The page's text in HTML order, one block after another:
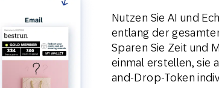
Nutzen Sie AI und
entlang der
Sparen Sie Zeit und
einmal erstellen, sie
and-Drop-Token